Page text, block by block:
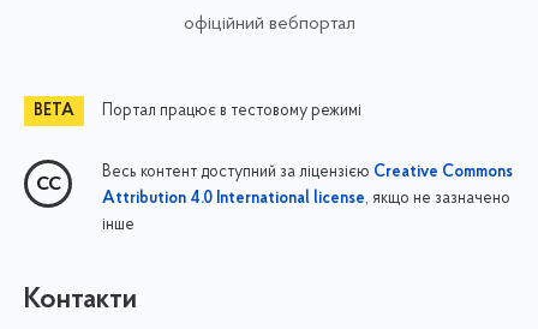
офіційний вебпортал
Портал працює в тестовому режимі
Весь контент доступний за ліцензією Creative Commons
Attribution 4.0 International license, якщо не зазначено
інше
Контакти